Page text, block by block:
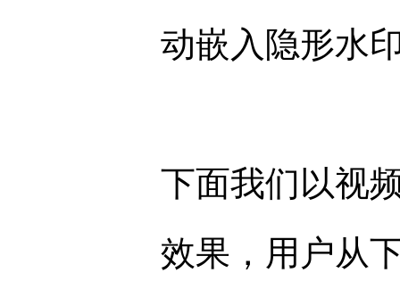
动嵌入隐形水
下面我们以视
效果，用户从